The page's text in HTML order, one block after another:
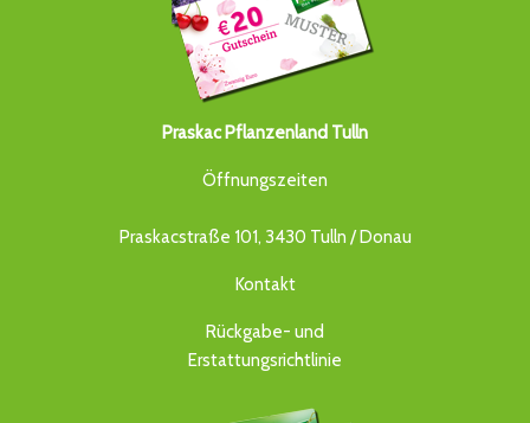
Praskac Pflanzenland Tulln
Öffnungszeiten
Praskacstraße 101, 3430 Tulln / Donau
Kontakt
Rückgabe- und
Erstattungsrichtlinie